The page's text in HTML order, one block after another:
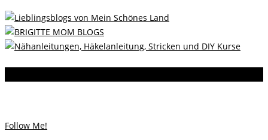
Follow Me!